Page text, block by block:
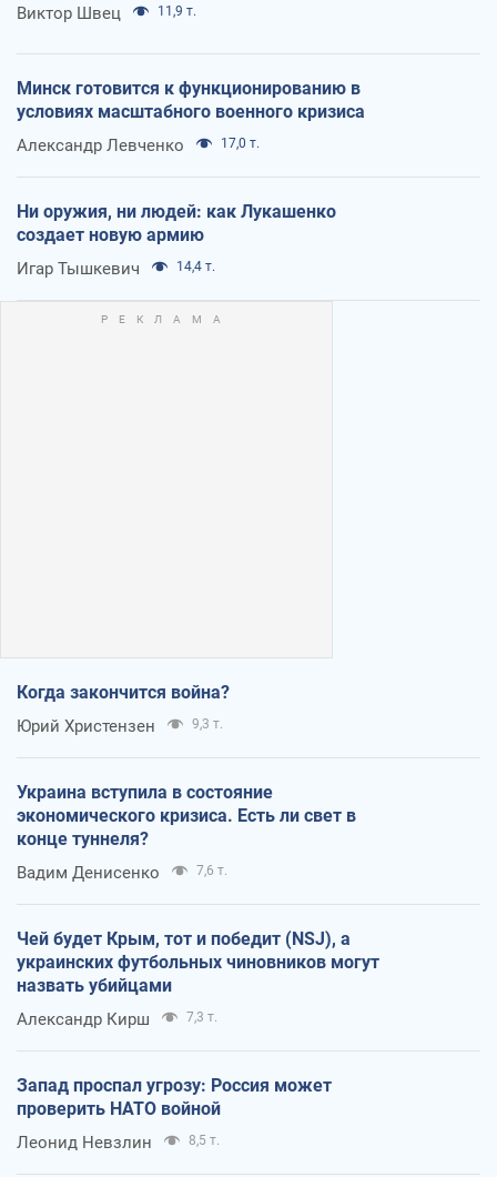
Виктор Швец 11,9 т.
Минск готовится к функционированию в
условиях масштабного военного кризиса
Александр Левченко 17,0 т.
Ни оружия, ни людей: как Лукашенко
создает новую армию
Игар Тышкевич 14,4 т.
Когда закончится война?
Юрий Христензен 9,3 т.
Украина вступила в состояние
экономического кризиса. Есть ли свет в
конце туннеля?
Вадим Денисенко 7,6 т.
Чей будет Крым, тот и победит (NSJ), а
украинских футбольных чиновников могут
назвать убийцами
Александр Кирш 7,3 т.
Запад проспал угрозу: Россия может
проверить НАТО войной
Леонид Невзлин 8,5 т.